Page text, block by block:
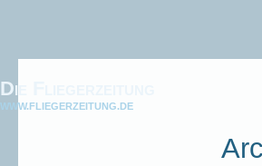
Die Fliegerzeitung
WWW.FLIEGERZEITUNG.DE